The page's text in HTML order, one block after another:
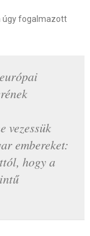
úgy fogalmazott
vezessük
embereket:
hogy a